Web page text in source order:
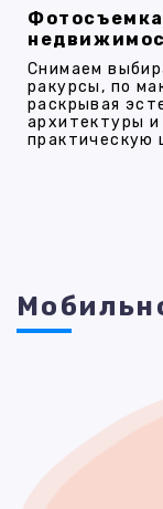
Фотосъемка
Снимаем
ракурсы, по
раскрывая
архитектуры и
практическую